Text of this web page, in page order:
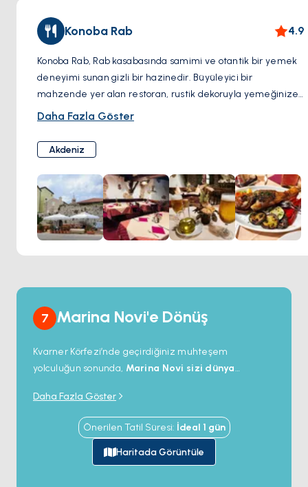
Konoba Rab 4.9
Konoba Rab, Rab kasabasında samimi ve otantik bir yemek
deneyimi sunan gizli bir hazinedir. Büyüleyici bir
mahzende yer alan restoran, rustik dekoruyla yemeğinize
benzersiz bir dokunuş katar. Menüde ahtapot salatası, kuzu
yemekleri, taze malzemelerle özenle hazırlanır. Deniz
manzarası olmamasına rağmen sıcak atmosferi ve güler
yüzlü personelin sağladığı mükemmel hizmet ile öne çıkar.
Uygun fiyatları ve harika lezzetleriyle Konoba Rab,
unutulmaz bir yemek için şiddetle tavsiye edilir.
Daha Fazla Göster
Akdeniz
7 Marina Novi'e Dönüş
Kvarner Körfezi’nde geçirdiğiniz muhteşem
yolculuğun sonunda, Marina Novi sizi dünya
atmosferiyle karşılıyor
sularda yelken açmanın, tarihi kasabaları
keşfetmenin ve enfes yerel lezzetleri tatmanın
verdiği unutulmaz anılarıhatırlarken, bu özel
yolculuğu konfor ve şıklık içinde
Daha Fazla Göster
Önerilen Tatil Süresi: İdeal 1 gün
Haritada Görüntüle